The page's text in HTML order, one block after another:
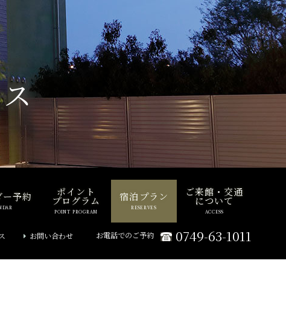
ー予約 ポイント
プログラム
POINT PROGRAM
宿泊プラン
RESERVES
ご来館・交通
について
ACCESS
お問い合わせ お電話でのご予約 0749-63-1011